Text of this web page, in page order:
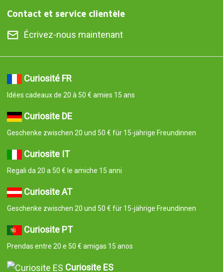
Contact et service clientèle
Écrivez-nous maintenant
Curiosité FR
Idées cadeaux de 20 à 50 € amies 15 ans
Curiosite DE
Geschenke zwischen 20 und 50 € für 15-jährige Freundinnen
Curiosite IT
Regali da 20 a 50 € le amiche 15 anni
Curiosite AT
Geschenke zwischen 20 und 50 € für 15-jährige Freundinnen
Curiosite PT
Prendas entre 20 e 50 € amigas 15 anos
Curiosite ES